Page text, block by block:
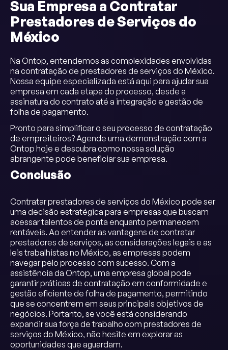
Sua Empresa a Contratar
Prestadores de Serviços do
México
Na Ontop, entendemos as complexidades envolvidas
na contratação de prestadores de serviços do México.
Nossa equipe especializada está aqui para ajudar sua
empresa em cada etapa do processo, desde a
assinatura do contrato até a integração e gestão de
folha de pagamento.
Pronto para simplificar o seu processo de contratação
de empreiteiros? Agende uma demonstração com a
Ontop hoje e descubra como nossa solução
abrangente pode beneficiar sua empresa.
Conclusão
Contratar prestadores de serviços do México pode ser
uma decisão estratégica para empresas que buscam
acessar talentos de ponta enquanto permanecem
rentáveis. Ao entender as vantagens de contratar
prestadores de serviços, as considerações legais e as
leis trabalhistas no México, as empresas podem
navegar pelo processo com sucesso. Com a
assistência da Ontop, uma empresa global pode
garantir práticas de contratação em conformidade e
gestão eficiente de folha de pagamento, permitindo
que se concentrem em seus principais objetivos de
negócios. Portanto, se você está considerando
expandir sua força de trabalho com prestadores de
serviços do México, não hesite em explorar as
oportunidades que aguardam.